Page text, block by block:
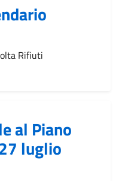
Rifiuti
al Piano
luglio